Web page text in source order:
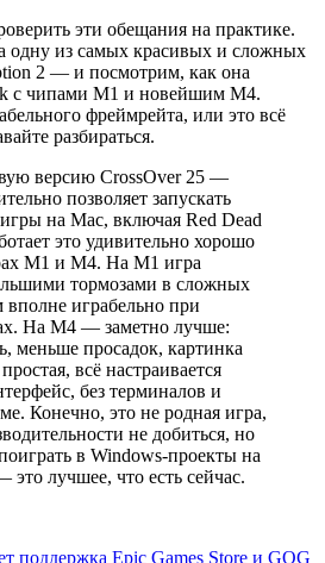
эти обещания на практике.
одну из самых красивых и сложных
2 — и посмотрим, как она
с чипами M1 и новейшим M4.
фреймрейта, или это всё
разбираться.
версию CrossOver 25 —
позволяет запускать
на Mac, включая Red Dead
это удивительно хорошо
M1 и M4. На M1 игра
тормозами в сложных
вполне играбельно при
На M4 — заметно лучше:
меньше просадок, картинка
всё настраивается
без терминалов и
Конечно, это не родная игра,
не добиться, но
в Windows-проекты на
это лучшее, что есть сейчас.
поддержка Epic Games Store и GOG